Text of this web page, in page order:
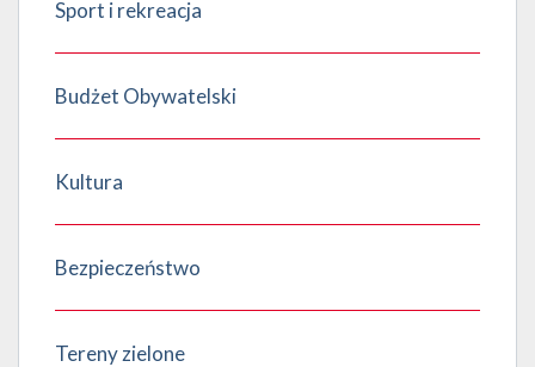
Sport i rekreacja
Budżet Obywatelski
Kultura
Bezpieczeństwo
Tereny zielone